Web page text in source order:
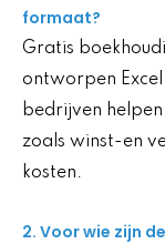
formaat?
Gratis
ontworpen Excel
bedrijven helpen
zoals winst-en
kosten.
2. Voor wie zijn